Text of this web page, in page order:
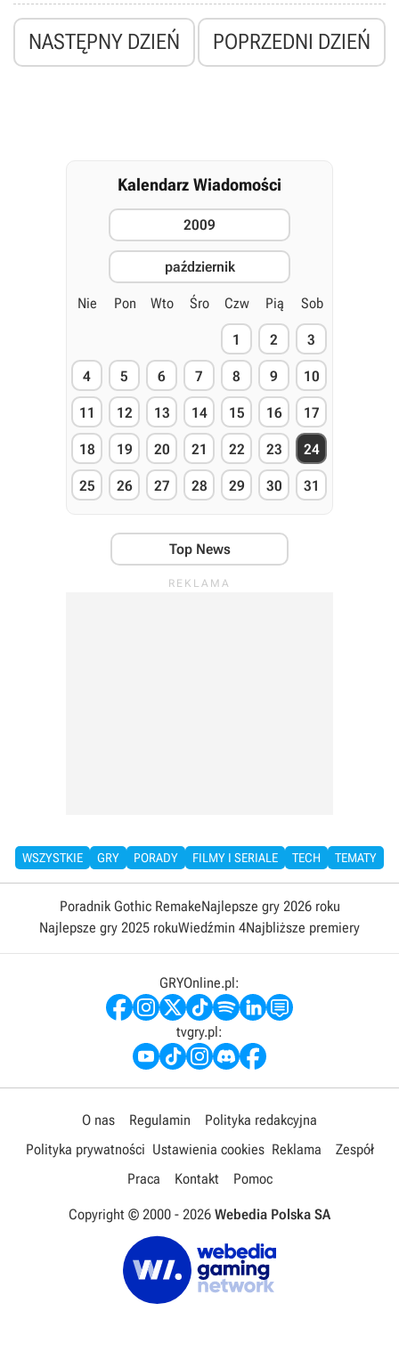
niższej cenie m.in. gry firmy JoWood oraz Europa Universalis III.
NASTĘPNY DZIEŃ POPRZEDNI DZIEŃ
Kalendarz Wiadomości
2009
październik
Nie Pon Wto Śro Czw Pią Sob
1 2 3
4 5 6 7 8 9 10
11 12 13 14 15 16 17
18 19 20 21 22 23 24
25 26 27 28 29 30 31
Top News
WSZYSTKIE GRY PORADY FILMY I SERIALE TECH TEMATY
Poradnik Gothic RemakeNajlepsze gry 2026 roku
Najlepsze gry 2025 rokuWiedźmin 4Najbliższe premiery
GRYOnline.pl:
tvgry.pl:
O nas Regulamin
Polityka redakcyjna
Polityka prywatności Ustawienia cookies Reklama
Zespół
Praca
Kontakt Pomoc
Copyright © 2000 - 2026 Webedia Polska SA